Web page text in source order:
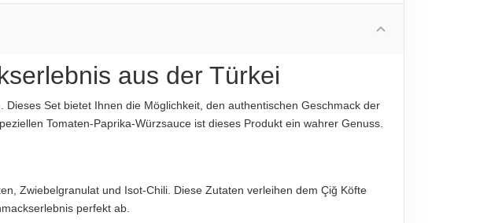
1.3 g
jeweiligen Produktverpackung; nur diese sind verbindlich.
jeweiligen Produktverpackung; nur diese sind verbindlich.
aus der Türkei
Set bietet Ihnen die Möglichkeit, den authentischen Geschmack der
Tomaten-Paprika-Würzsauce ist dieses Produkt ein wahrer Genuss.
Zwiebelgranulat und Isot-Chili. Diese Zutaten verleihen dem Çiğ Köfte
perfekt ab.